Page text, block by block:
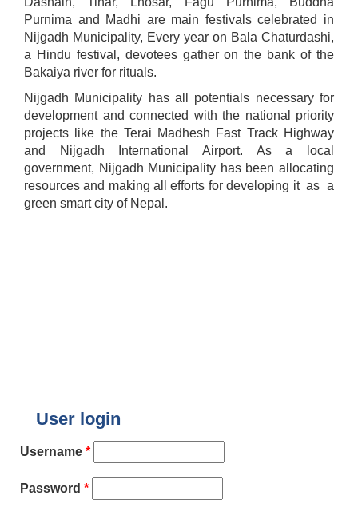
Purnima and Madhi are main festivals celebrated in
Nijgadh Municipality, Every year on Bala Chaturdashi,
a Hindu festival, devotees gather on the bank of the
Bakaiya river for rituals.
Nijgadh Municipality has all potentials necessary for
development and connected with the national priority
projects like the Terai Madhesh Fast Track Highway
and Nijgadh International Airport. As a local
government, Nijgadh Municipality has been allocating
resources and making all efforts for developing it as a
green smart city of Nepal.
User login
Username *
Password *